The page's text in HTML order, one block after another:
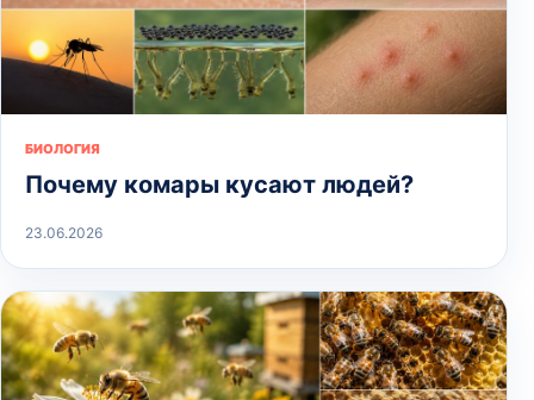
БИОЛОГИЯ
Почему комары кусают людей?
23.06.2026